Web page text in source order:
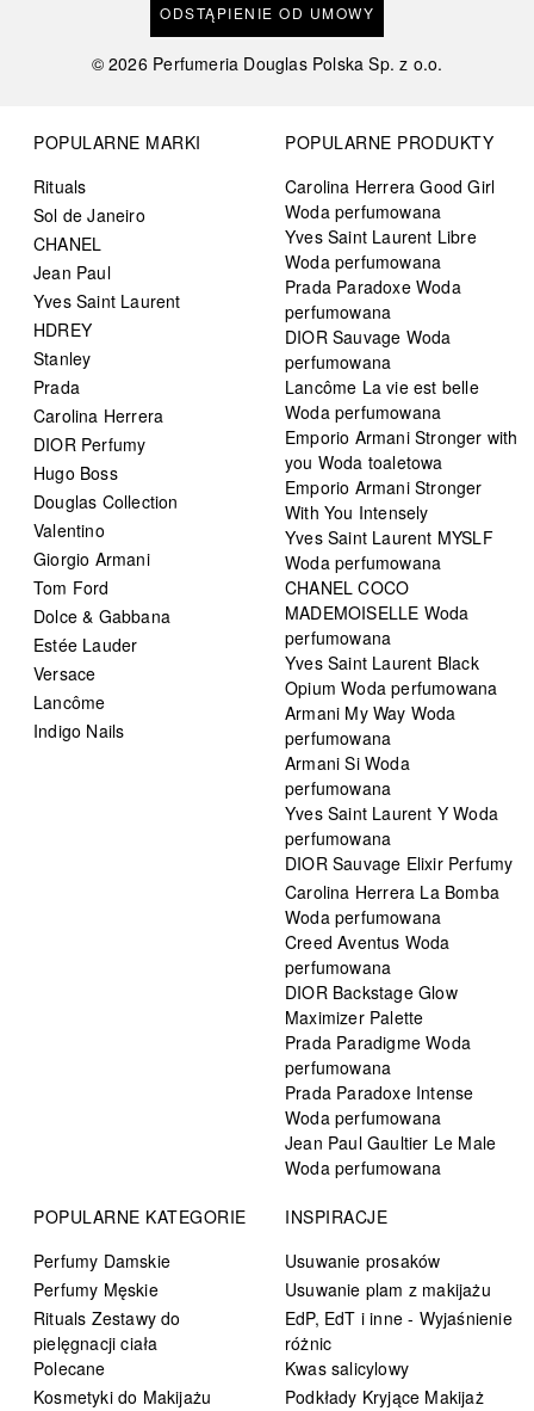
ODSTĄPIENIE OD UMOWY
©2026 Perfumeria Douglas Polska Sp. z o.o.
POPULARNE MARKI
Rituals
Sol de Janeiro
CHANEL
Jean Paul
Yves Saint Laurent
HDREY
Stanley
Prada
Carolina Herrera
DIOR Perfumy
Hugo Boss
Douglas Collection
Valentino
Giorgio Armani
Tom Ford
Dolce & Gabbana
Estée Lauder
Versace
Lancôme
Indigo Nails
POPULARNE PRODUKTY
Carolina Herrera Good Girl
Woda perfumowana
Yves Saint Laurent Libre
Woda perfumowana
Prada Paradoxe Woda
perfumowana
DIOR Sauvage Woda
perfumowana
Lancôme La vie est belle
Woda perfumowana
Emporio Armani Stronger with
you Woda toaletowa
Emporio Armani Stronger
With You Intensely
Yves Saint Laurent MYSLF
Woda perfumowana
CHANEL COCO
MADEMOISELLE Woda
perfumowana
Yves Saint Laurent Black
Opium Woda perfumowana
Armani My Way Woda
perfumowana
Armani Si Woda
perfumowana
Yves Saint Laurent Y Woda
perfumowana
DIOR Sauvage Elixir Perfumy
Carolina Herrera La Bomba
Woda perfumowana
Creed Aventus Woda
perfumowana
DIOR Backstage Glow
Maximizer Palette
Prada Paradigme Woda
perfumowana
Prada Paradoxe Intense
Woda perfumowana
Jean Paul Gaultier Le Male
Woda perfumowana
POPULARNE KATEGORIE
Perfumy Damskie
Perfumy Męskie
Rituals Zestawy do
pielęgnacji ciała
Polecane
Kosmetyki do Makijażu
INSPIRACJE
Usuwanie prosaków
Usuwanie plam z makijażu
EdP, EdT i inne - Wyjaśnienie
różnic
Kwas salicylowy
Podkłady Kryjące Makijaż